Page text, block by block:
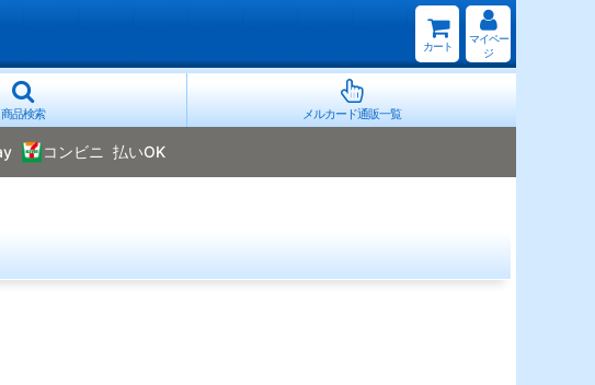
カート
マイペー
ジ
商品検索 メルカード通販一覧
コンビニ 払いOK